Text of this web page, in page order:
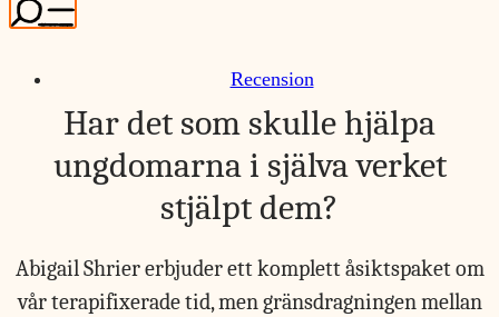
Recension
Har det som skulle hjälpa
ungdomarna i själva verket
stjälpt dem?
Abigail Shrier erbjuder ett komplett åsiktspaket om
vår terapifixerade tid, men gränsdragningen mellan